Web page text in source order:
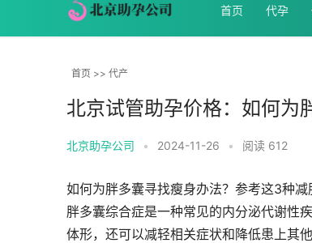
首页 代孕
首页 >> 代产
北京试管助孕价格：如何为
北京助孕公司 • 2024-11-26 • 阅读 612
如何为胖多囊寻找瘦身办法？参考这3种减
胖多囊综合症是一种常见的内分泌代谢性
体形，还可以减轻相关症状和降低患上其